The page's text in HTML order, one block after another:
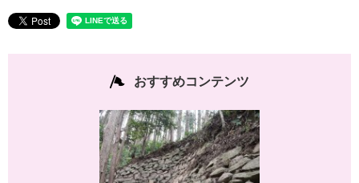
おすすめコンテンツ